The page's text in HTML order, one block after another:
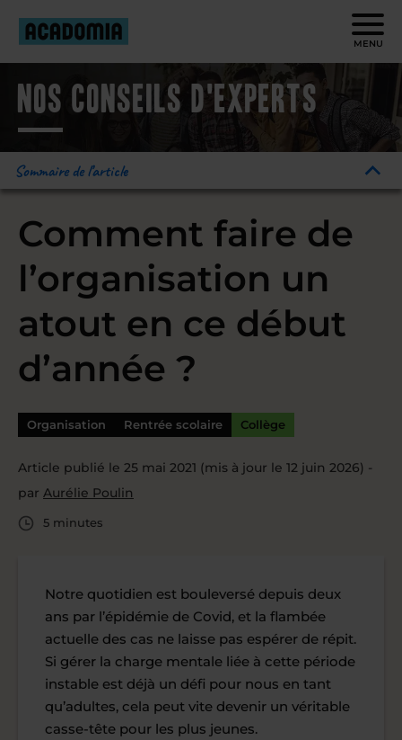
MENU
Nos conseils d'experts
Sommaire de l’article
Comment faire de
l’organisation un
atout en ce début
d’année ?
Organisation Rentrée scolaire Collège
Article publié le 25 mai 2021 (mis à jour le 12 juin 2026) -
par Aurélie Poulin
5 minutes
Notre quotidien est bouleversé depuis deux
ans par l’épidémie de Covid, et la flambée
actuelle des cas ne laisse pas espérer de répit.
Si gérer la charge mentale liée à cette période
instable est déjà un défi pour nous en tant
qu’adultes, cela peut vite devenir un véritable
casse-tête pour les plus jeunes.